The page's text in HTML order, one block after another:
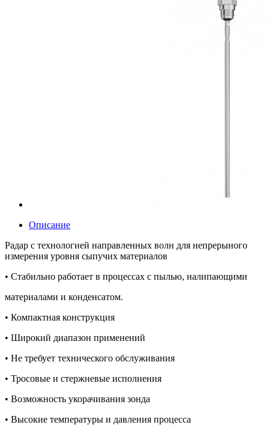
Описание
Радар с технологией направленных волн для непрерыного
измерения уровня сыпучих материалов
• Стабильно работает в процессах с пылью, налипающими
материалами и конденсатом.
• Компактная конструкция
• Широкий диапазон применений
• Не требует технического обслуживания
• Тросовые и стержневые исполнения
• Возможность укорачивания зонда
• Высокие температуры и давления процесса